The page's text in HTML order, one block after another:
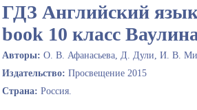
ГДЗ Английский
book 10 класс
Авторы: О. В. Афанасьева, Д. Дули, И. В.
Издательство: Просвещение 2015
Страна: Россия.